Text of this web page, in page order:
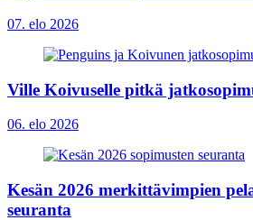
07. elo 2026
Ville Koivuselle pitkä
06. elo 2026
Kesän 2026 merkittävimpien
seuranta